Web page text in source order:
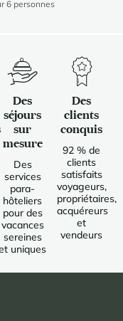
6 personnes
Des
séjours
sur
mesure
Des
services
para-
hôteliers
pour des
vacances
sereines
uniques
Des
clients
conquis
92 % de
clients
satisfaits
voyageurs,
propriétaires,
acquéreurs
et
vendeurs